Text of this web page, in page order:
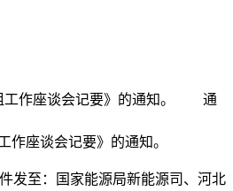
组工作座谈会记要》的通知。 通
座谈会记要》的通知。
发至：国家能源局新能源司、河北